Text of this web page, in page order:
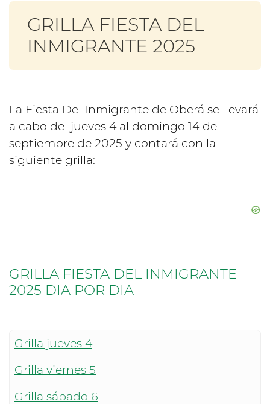
GRILLA FIESTA DEL
INMIGRANTE 2025
La Fiesta Del Inmigrante de Oberá se llevará
a cabo del jueves 4 al domingo 14 de
septiembre de 2025 y contará con la
siguiente grilla:
GRILLA FIESTA DEL INMIGRANTE
2025 DIA POR DIA
Grilla jueves 4
Grilla viernes 5
Grilla sábado 6